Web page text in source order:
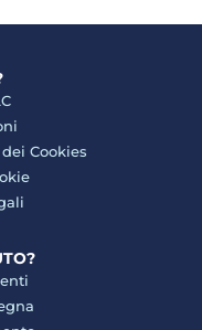
Cookies